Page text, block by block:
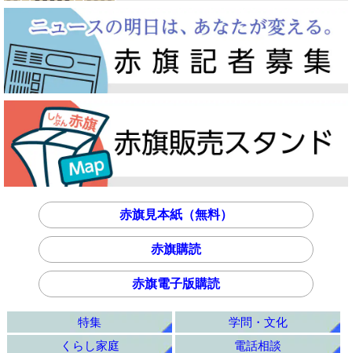
赤旗見本紙（無料）
赤旗購読
赤旗電子版購読
特集
学問・文化
くらし家庭
電話相談